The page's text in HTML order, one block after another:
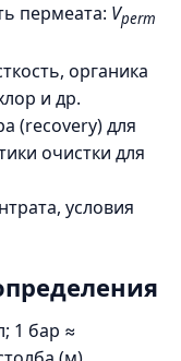
пермеата: Vperm
органика
и др.
(recovery) для
очистки для
условия
1 бар ≈